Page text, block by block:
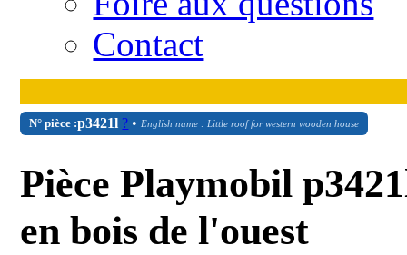
Contact
N° pièce :p3421l ? •English name : Little roof for western wooden house
Pièce Playmobil
en bois de l'ouest